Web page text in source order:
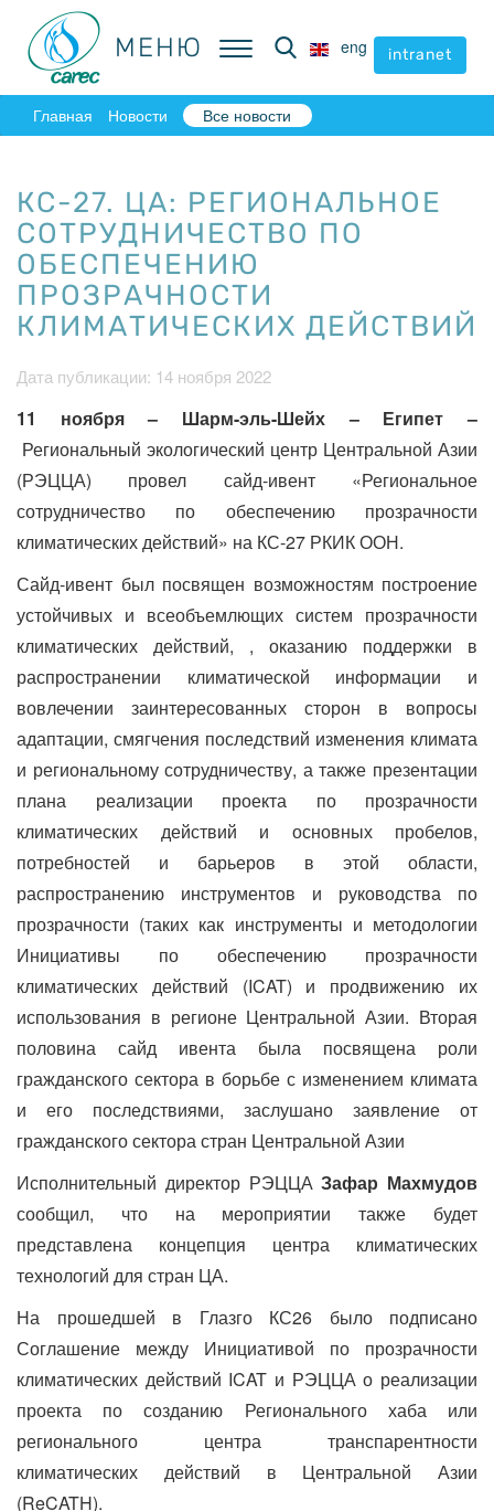
МЕНЮ eng intranet
МЕНЮ eng intranet
Главная Новости Все новости
КС-27. ЦА: РЕГИОНАЛЬНОЕ
СОТРУДНИЧЕСТВО ПО
ОБЕСПЕЧЕНИЮ
ПРОЗРАЧНОСТИ
КЛИМАТИЧЕСКИХ ДЕЙСТВИЙ
Дата публикации: 14 ноября 2022
11 ноября – Шарм-эль-Шейх – Египет –
Региональный экологический центр Центральной Азии
(РЭЦЦА) провел сайд-ивент «Региональное
сотрудничество по обеспечению прозрачности
климатических действий» на КС-27 РКИК ООН.
Сайд-ивент был посвящен возможностям построение
устойчивых и всеобъемлющих систем прозрачности
климатических действий, , оказанию поддержки в
распространении климатической информации и
вовлечении заинтересованных сторон в вопросы
адаптации, смягчения последствий изменения климата
и региональному сотрудничеству, а также презентации
плана реализации проекта по прозрачности
климатических действий и основных пробелов,
потребностей и барьеров в этой области,
распространению инструментов и руководства по
прозрачности (таких как инструменты и методологии
Инициативы по обеспечению прозрачности
климатических действий (ICAT) и продвижению их
использования в регионе Центральной Азии. Вторая
половина сайд ивента была посвящена роли
гражданского сектора в борьбе с изменением климата
и его последствиями, заслушано заявление от
гражданского сектора стран Центральной Азии
Исполнительный директор РЭЦЦАЗафар Махмудов
сообщил, что на мероприятии также будет
представлена концепция центра климатических
технологий для стран ЦА.
На прошедшей в Глазго КС26 было подписано
Соглашение между Инициативой по прозрачности
климатических действий ICAT и РЭЦЦА о реализации
проекта по созданию Регионального хаба или
регионального центра транспарентности
климатических действий в Центральной Азии
(ReCATH).